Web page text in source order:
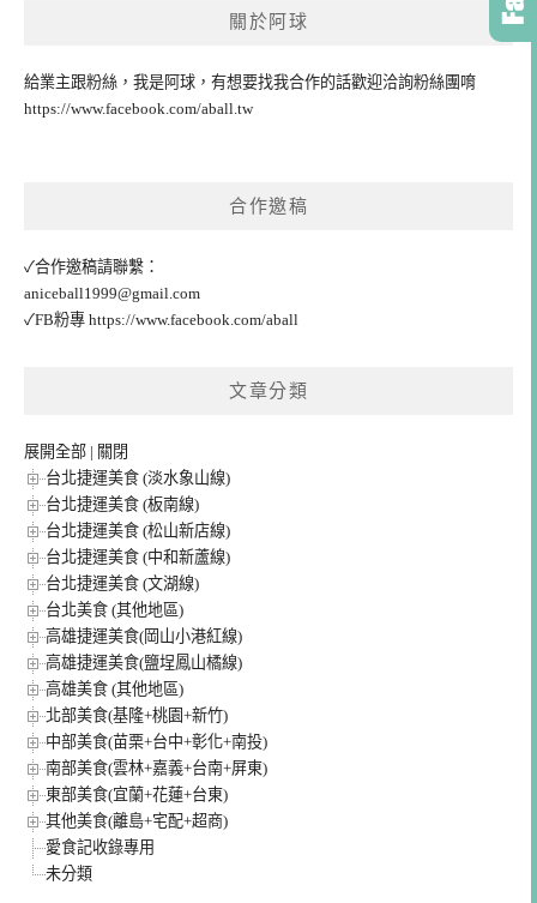
關於阿球
給業主跟粉絲，我是阿球，有想要找我合作的話歡迎洽詢粉絲團唷
https://www.facebook.com/aball.tw
合作邀稿
✓合作邀稿請聯繫：
aniceball1999@gmail.com
✓FB粉專 https://www.facebook.com/aball
文章分類
展開全部 | 關閉
台北捷運美食 (淡水象山線)
台北捷運美食 (板南線)
台北捷運美食 (松山新店線)
台北捷運美食 (中和新蘆線)
台北捷運美食 (文湖線)
台北美食 (其他地區)
高雄捷運美食(岡山小港紅線)
高雄捷運美食(鹽埕鳳山橘線)
高雄美食 (其他地區)
北部美食(基隆+桃園+新竹)
中部美食(苗栗+台中+彰化+南投)
南部美食(雲林+嘉義+台南+屏東)
東部美食(宜蘭+花蓮+台東)
其他美食(離島+宅配+超商)
愛食記收錄專用
未分類